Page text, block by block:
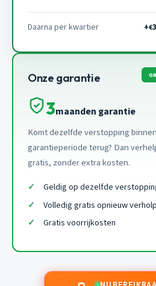
Daarna per kwartier +€
Onze garantie
3maanden garantie
Komt dezelfde verstopping
garantieperiode terug? Dan
gratis, zonder extra kosten.
Geldig op dezelfde
Volledig gratis opnieuw
Gratis voorrijkosten